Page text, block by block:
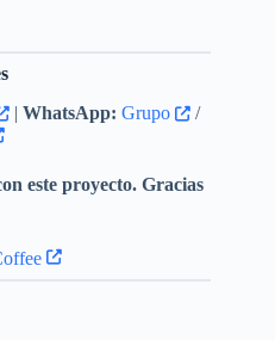
| WhatsApp: Grupo
/
este proyecto. Gracias